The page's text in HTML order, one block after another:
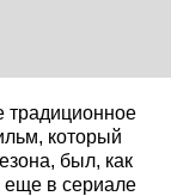
традиционное
который
был, как
еще в сериале